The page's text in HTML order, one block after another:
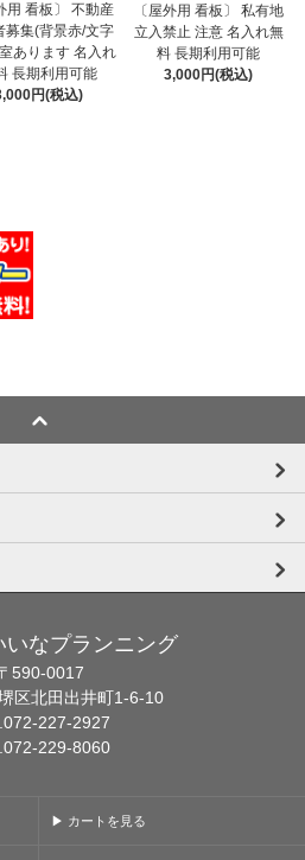
用 看板〕 不動産
募集(背景赤/文字
あります 名入れ
長期利用可能
円(税込)
〔屋外用 看板〕 私有地
立入禁止 注意 名入れ無
料 長期利用可能
3,000円(税込)
いなプランニング
590-0017
区北田出井町1-6-10
227-2927
229-8060
▶ カートを見る